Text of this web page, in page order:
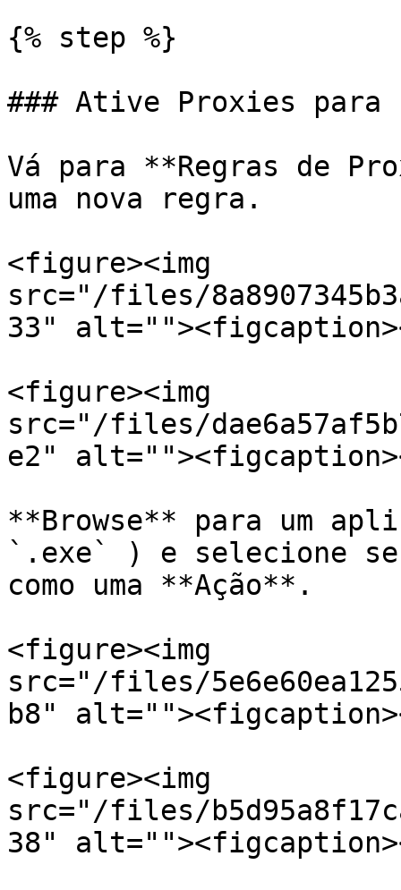
{% step %}
### Ative Proxies
Vá para **Regras de
uma nova regra.
<figure><img
src="/files/
33"
<figure><img
src="/files/
e2"
**Browse** para um
`.exe` ) e selecione
como uma **Ação**.
<figure><img
src="/files/
b8"
<figure><img
src="/files/
38"